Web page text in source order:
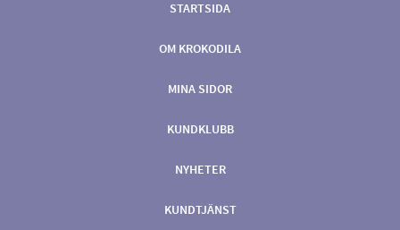
STARTSIDA
OM KROKODILA
MINA SIDOR
KUNDKLUBB
NYHETER
KUNDTJÄNST